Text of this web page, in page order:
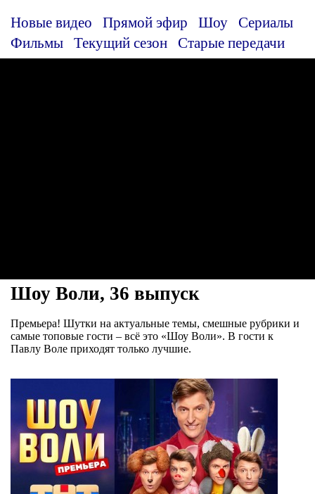
Новые видео Прямой эфир Шоу
Сериалы
Фильмы
Текущий сезон Старые передачи
Шоу Воли, 36 выпуск
Премьера! Шутки на актуальные темы, смешные рубрики и
самые топовые гости – всё это «Шоу Воли». В гости к
Павлу Воле приходят только лучшие.